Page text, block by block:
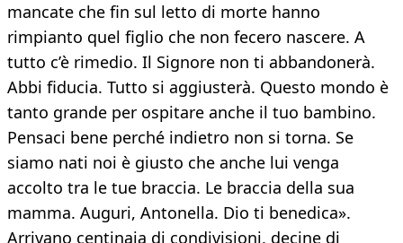
mancate che fin sul letto di morte hanno
rimpianto quel figlio che non fecero nascere. A
tutto c’è rimedio. Il Signore non ti abbandonerà.
Abbi fiducia. Tutto si aggiusterà. Questo mondo è
tanto grande per ospitare anche il tuo bambino.
Pensaci bene perché indietro non si torna. Se
siamo nati noi è giusto che anche lui venga
accolto tra le tue braccia. Le braccia della sua
mamma. Auguri, Antonella. Dio ti benedica».
Arrivano centinaia di condivisioni, decine di